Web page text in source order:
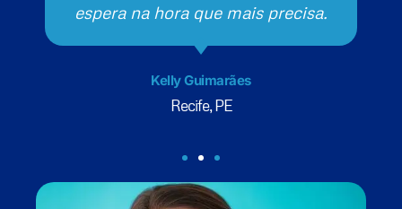
espera na hora que mais precisa.
Kelly Guimarães
Recife, PE